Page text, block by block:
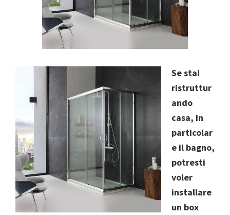
Se stai
ristruttur
ando
casa, in
particolar
e il bagno,
potresti
voler
installare
un box